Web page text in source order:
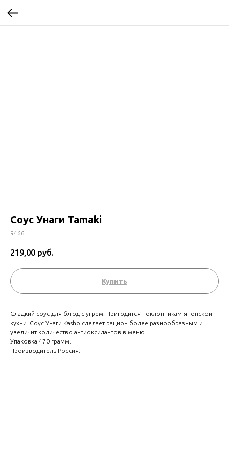
Соус Унаги Tamaki
9466
219,00 руб.
Купить
Сладкий соус для блюд с угрем. Пригодится поклонникам японской
кухни. Соус Унаги Kasho сделает рацион более разнообразным и
увеличит количество антиоксидантов в меню.
Упаковка 470 грамм.
Производитель Россия.